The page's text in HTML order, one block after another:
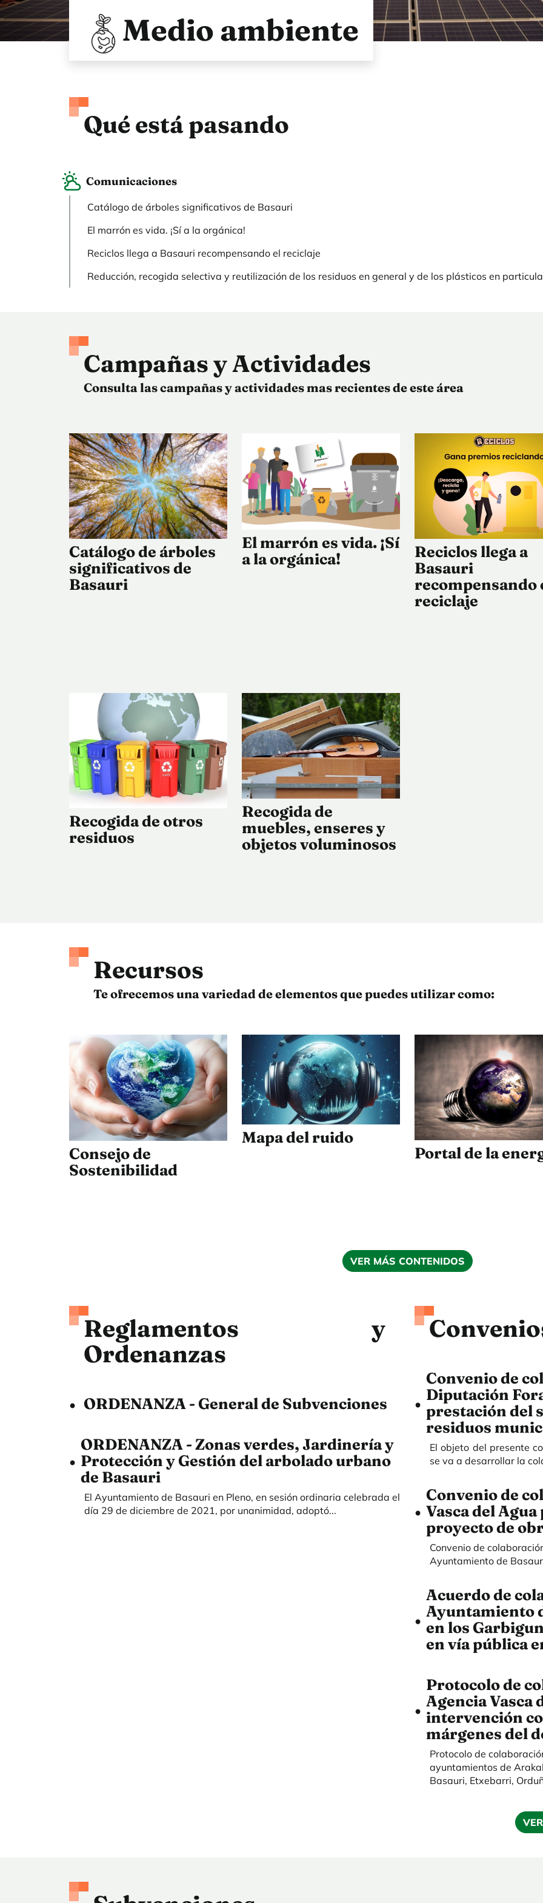
Medio ambiente
Qué está pasando
Comunicaciones
Catálogo de árboles significativos de Basauri
El marrón es vida. ¡Sí a la orgánica!
Reciclos llega a Basauri recompensando el reciclaje
Reducción, recogida selectiva y reutilización de los residuos en general y de los plásticos en
Campañas y Actividades
Consulta las campañas y actividades mas recientes de este área
Catálogo de árboles
significativos de
Basauri
El marrón es vida. ¡Sí
a la orgánica!
Reciclos llega a
Basauri
recompensando
reciclaje
Recogida de otros
residuos
Recogida de
muebles, enseres y
objetos voluminosos
Recursos
Te ofrecemos una variedad de elementos que puedes utilizar como:
Consejo de
Sostenibilidad
Mapa del ruido
Portal de la
VER MÁS CONTENIDOS
Reglamentos y
Ordenanzas
ORDENANZA - General de Subvenciones
ORDENANZA - Zonas verdes, Jardinería y
Protección y Gestión del arbolado urbano
de Basauri
El Ayuntamiento de Basauri en Pleno, en sesión ordinaria celebrada el
día 29 de diciembre de 2021, por unanimidad, adoptó...
Convenio de
Diputación
prestación del
residuos
El objeto del presente
se va a desarrollar la
Convenio de
Vasca del
proyecto de
Convenio de
Ayuntamiento de
Acuerdo de
Ayuntamiento
en los
en vía pública
Protocolo de
Agencia Vasca
intervención
márgenes del
Protocolo de
ayuntamientos de
Basauri, Etxebarri,